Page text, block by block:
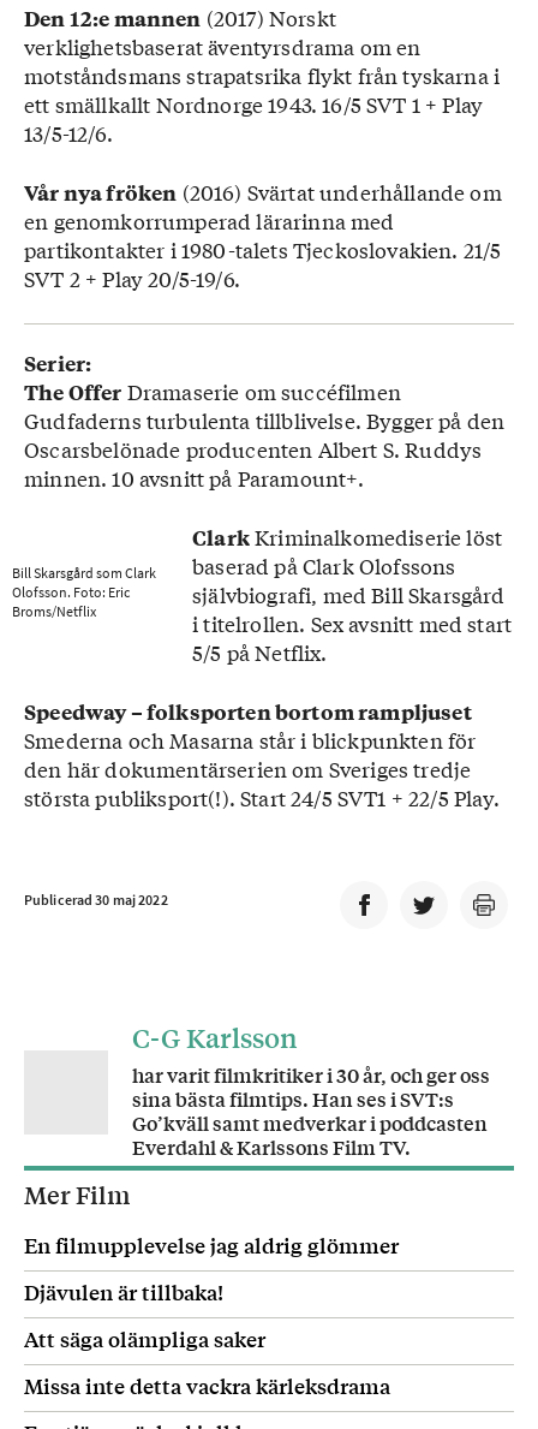
Den 12:e mannen (2017) Norskt
verklighetsbaserat äventyrsdrama om en
motståndsmans strapatsrika flykt från tyskarna i
ett smällkallt Nordnorge 1943. 16/5 SVT 1 + Play
13/5-12/6.
Vår nya fröken (2016) Svärtat underhållande om
en genomkorrumperad lärarinna med
partikontakter i 1980-talets Tjeckoslovakien. 21/5
SVT 2 + Play 20/5-19/6.
Serier:
The Offer Dramaserie om succéfilmen
Gudfaderns turbulenta tillblivelse. Bygger på den
Oscarsbelönade producenten Albert S. Ruddys
minnen. 10 avsnitt på Paramount+.
Bill Skarsgård som Clark
Olofsson. Foto: Eric
Broms/Netflix
ClarkKriminalkomediserie löst
baserad på Clark Olofssons
självbiografi, med Bill Skarsgård
i titelrollen. Sex avsnitt med start
5/5 på Netflix.
Speedway – folksporten bortom rampljuset
Smederna och Masarna står i blickpunkten för
den här dokumentärserien om Sveriges tredje
största publiksport(!). Start 24/5 SVT1 + 22/5 Play.
Publicerad 30 maj 2022
C-G Karlsson
har varit filmkritiker i 30 år, och ger oss
sina bästa filmtips. Han ses i SVT:s
Go’kväll samt medverkar i poddcasten
Everdahl & Karlssons Film TV.
Mer Film
En filmupplevelse jag aldrig glömmer
Djävulen är tillbaka!
Att säga olämpliga saker
Missa inte detta vackra kärleksdrama